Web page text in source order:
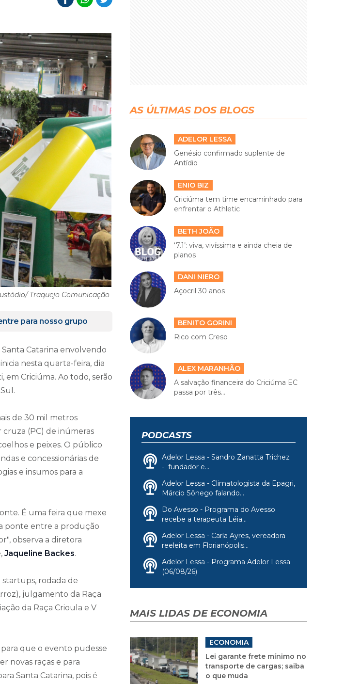
Traquejo Comunicação
para nosso grupo
Catarina envolvendo
nesta quarta-feira, dia
em Criciúma. Ao todo, serão
de 30 mil metros
(PC) de inúmeras
e peixes. O público
e concessionárias de
e insumos para a
É uma feira que mexe
ponte entre a produção
observa a diretora
Jaqueline Backes.
startups, rodada de
julgamento da Raça
da Raça Crioula e V
que o evento pudesse
novas raças e para
Santa Catarina, pois é
AS ÚLTIMAS DOS BLOGS
ADELOR LESSA
Genésio confirmado suplente de
Antídio
ENIO BIZ
Criciúma tem time encaminhado para
enfrentar o Athletic
BETH JOÃO
‘7.1’: viva, vivíssima e ainda cheia de
planos
DANI NIERO
Açocril 30 anos
BENITO GORINI
Rico com Creso
ALEX MARANHÃO
A salvação financeira do Criciúma EC
passa por três...
PODCASTS
Adelor Lessa - Sandro Zanatta Trichez
- fundador e...
Adelor Lessa - Climatologista da Epagri,
Márcio Sônego falando...
Do Avesso - Programa do Avesso
recebe a terapeuta Léia...
Adelor Lessa - Carla Ayres, vereadora
reeleita em Florianópolis...
Adelor Lessa - Programa Adelor Lessa
(06/08/26)
MAIS LIDAS DE ECONOMIA
ECONOMIA
Lei garante frete mínimo no
transporte de cargas; saiba
o que muda